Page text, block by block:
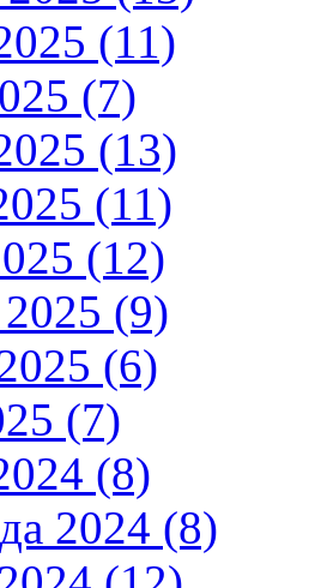
(11)
(7)
(13)
(11)
(12)
2025 (9)
(6)
(7)
(8)
2024 (8)